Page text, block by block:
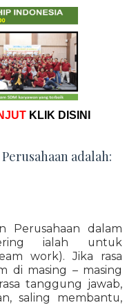
KLIK DISINI
adalah:
Perusahaan dalam
ialah untuk
work). Jika rasa
di masing – masing
tanggung jawab,
saling membantu,